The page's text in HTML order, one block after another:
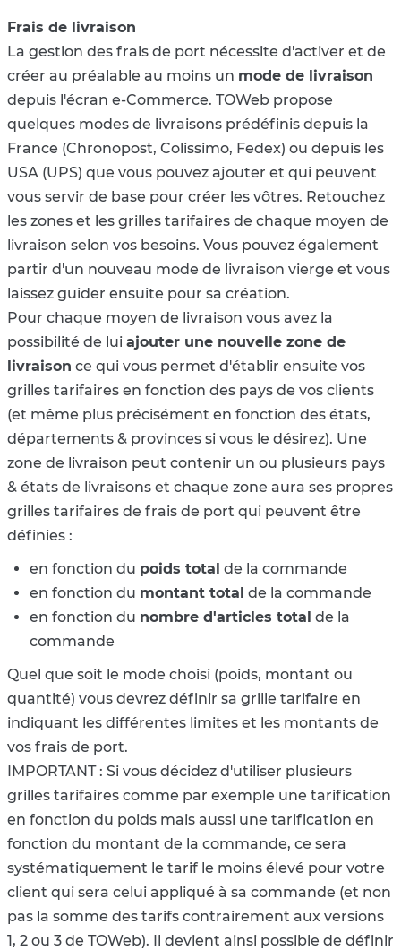
Frais de livraison
La gestion des frais de port nécessite d'activer et de
créer au préalable au moins un mode de livraison
depuis l'écran e-Commerce. TOWeb propose
quelques modes de livraisons prédéfinis depuis la
France (Chronopost, Colissimo, Fedex) ou depuis les
USA (UPS) que vous pouvez ajouter et qui peuvent
vous servir de base pour créer les vôtres. Retouchez
les zones et les grilles tarifaires de chaque moyen de
livraison selon vos besoins. Vous pouvez également
partir d'un nouveau mode de livraison vierge et vous
laissez guider ensuite pour sa création.
Pour chaque moyen de livraison vous avez la
possibilité de lui ajouter une nouvelle zone de
livraison ce qui vous permet d'établir ensuite vos
grilles tarifaires en fonction des pays de vos clients
(et même plus précisément en fonction des états,
départements & provinces si vous le désirez). Une
zone de livraison peut contenir un ou plusieurs pays
& états de livraisons et chaque zone aura ses propres
grilles tarifaires de frais de port qui peuvent être
définies :
en fonction du poids total de la commande
en fonction du montant total de la commande
en fonction du nombre d'articles total de la
commande
Quel que soit le mode choisi (poids, montant ou
quantité) vous devrez définir sa grille tarifaire en
indiquant les différentes limites et les montants de
vos frais de port.
IMPORTANT : Si vous décidez d'utiliser plusieurs
grilles tarifaires comme par exemple une tarification
en fonction du poids mais aussi une tarification en
fonction du montant de la commande, ce sera
systématiquement le tarif le moins élevé pour votre
client qui sera celui appliqué à sa commande (et non
pas la somme des tarifs contrairement aux versions
1, 2 ou 3 de TOWeb). Il devient ainsi possible de définir